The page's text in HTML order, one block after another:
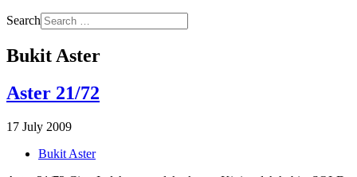
Search
Bukit Aster
Aster 21/72
17 July 2009
Bukit Aster